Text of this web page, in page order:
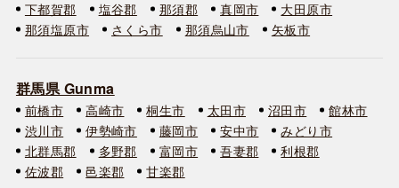
下都賀郡
塩谷郡 那須郡 真岡市
大田原市
那須塩原市
さくら市 那須烏山市 矢板市
群馬県 Gunma
前橋市 高崎市 桐生市 太田市 沼田市
館林市
渋川市
伊勢崎市 藤岡市 安中市
みどり市
北群馬郡
多野郡 富岡市 吾妻郡
利根郡
佐波郡
邑楽郡 甘楽郡